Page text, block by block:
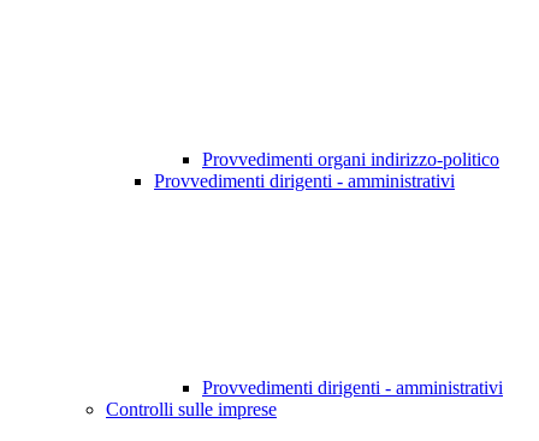
Provvedimenti organi indirizzo-politico
Provvedimenti dirigenti - amministrativi
Provvedimenti dirigenti - amministrativi
Controlli sulle imprese